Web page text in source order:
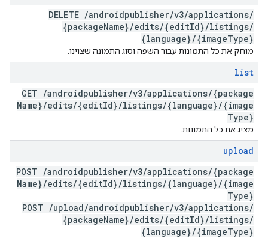
DELETE /androidpublisher/v3/applications/
{packageName}/edits/{editId}/listings/
{language}/{imageType}
מוחק את כל התמונות עבור השפה וסוג התמונה שצוינו.
list
GET /androidpublisher/v3/applications/{package
Name}/edits/{editId}/listings/{language}/{image
Type}
מציג את כל התמונות.
upload
POST /androidpublisher/v3/applications/{package
Name}/edits/{editId}/listings/{language}/{image
Type}
POST /upload/androidpublisher/v3/applications/
{packageName}/edits/{editId}/listings/
{language}/{imageType}